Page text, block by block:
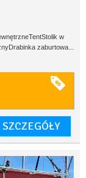
w
zaburtowa...
SZCZEGÓŁY